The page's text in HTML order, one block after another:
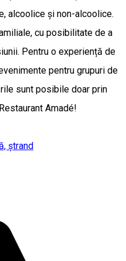
alcoolice și non-alcoolice.
cu posibilitate de a
Pentru o experiență de
pentru grupuri de
sunt posibile doar prin
Amadé!
ștrand